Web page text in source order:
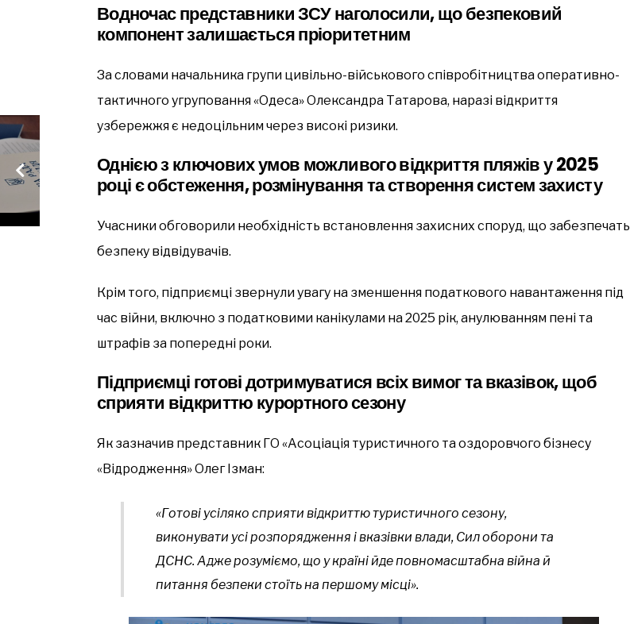
Водночас представники ЗСУ наголосили, що безпековий
компонент залишається пріоритетним
За словами начальника групи цивільно-військового співробітництва оперативно-
тактичного угруповання «Одеса» Олександра Татарова, наразі відкриття
узбережжя є недоцільним через високі ризики.
Однією з ключових умов можливого відкриття пляжів у 2025
році є обстеження, розмінування та створення систем захисту
Учасники обговорили необхідність встановлення захисних споруд, що забезпечать
безпеку відвідувачів.
Крім того, підприємці звернули увагу на зменшення податкового навантаження під
час війни, включно з податковими канікулами на 2025 рік, анулюванням пені та
штрафів за попередні роки.
Підприємці готові дотримуватися всіх вимог та вказівок, щоб
сприяти відкриттю курортного сезону
Як зазначив представник ГО «Асоціація туристичного та оздоровчого бізнесу
«Відродження» Олег Ізман:
«Готові усіляко сприяти відкриттю туристичного сезону,
виконувати усі розпорядження і вказівки влади, Сил оборони та
ДСНС. Адже розуміємо, що у країні йде повномасштабна війна й
питання безпеки стоїть на першому місці».